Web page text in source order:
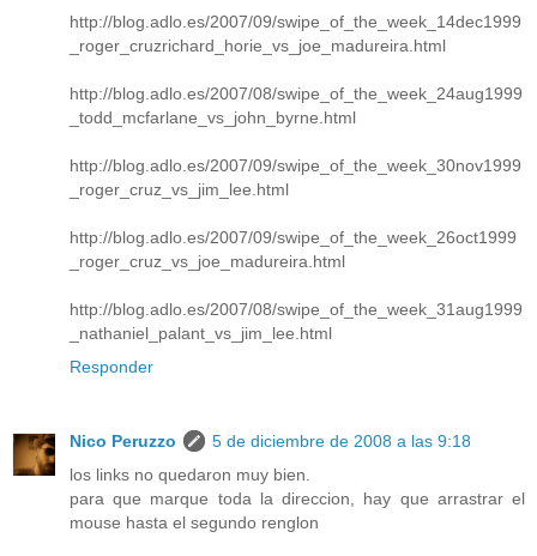
http://blog.adlo.es/2007/09/swipe_of_the_week_14dec1999
_roger_cruzrichard_horie_vs_joe_madureira.html
http://blog.adlo.es/2007/08/swipe_of_the_week_24aug1999
_todd_mcfarlane_vs_john_byrne.html
http://blog.adlo.es/2007/09/swipe_of_the_week_30nov1999
_roger_cruz_vs_jim_lee.html
http://blog.adlo.es/2007/09/swipe_of_the_week_26oct1999
_roger_cruz_vs_joe_madureira.html
http://blog.adlo.es/2007/08/swipe_of_the_week_31aug1999
_nathaniel_palant_vs_jim_lee.html
Responder
Nico Peruzzo
5 de diciembre de 2008 a las 9:18
los links no quedaron muy bien.
para que marque toda la direccion, hay que arrastrar el
mouse hasta el segundo renglon